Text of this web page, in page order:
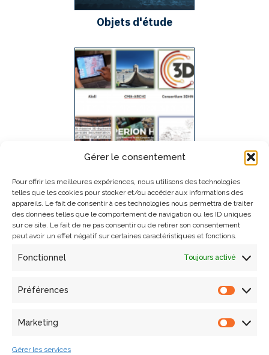
Gérer le consentement
Pour offrir les meilleures expériences, nous utilisons des technologies
telles que les cookies pour stocker et/ou accéder aux informations des
appareils. Le fait de consentir à ces technologies nous permettra de traiter
des données telles que le comportement de navigation ou les ID uniques
sur ce site. Le fait de ne pas consentir ou de retirer son consentement
peut avoir un effet négatif sur certaines caractéristiques et fonctions.
Fonctionnel Toujours activé
Préférences
Marketing
Gérer les services
Objets d'étude
Projets